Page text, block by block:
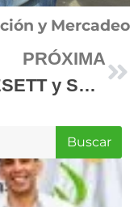
y Mercadeo
PRÓXIMA
DIGESETT y SENASA unidos para promover la seguridad vial y la salud de los motociclistas
Buscar